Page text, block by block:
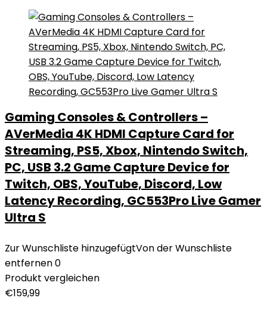
Gaming Consoles & Controllers –
AVerMedia 4K HDMI Capture Card for
Streaming, PS5, Xbox, Nintendo Switch,
PC, USB 3.2 Game Capture Device for
Twitch, OBS, YouTube, Discord, Low
Latency Recording, GC553Pro Live Gamer
Ultra S
Zur Wunschliste hinzugefügtVon der Wunschliste
entfernen0
Produkt vergleichen
€159,99